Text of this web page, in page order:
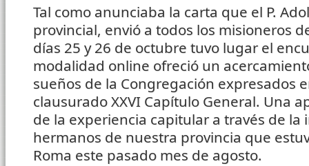
Tal como anunciaba la carta que el P.
provincial, envió a todos los misioneros
días 25 y 26 de octubre tuvo lugar el
modalidad online ofreció un
sueños de la Congregación expresados
clausurado XXVI Capítulo General. Una
de la experiencia capitular a través de la
hermanos de nuestra provincia que
Roma este pasado mes de agosto.